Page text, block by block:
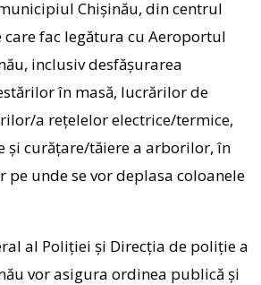
Chișinău, din centrul
fac legătura cu Aeroportul
inclusiv desfășurarea
în masă, lucrărilor de
a rețelelor electrice/termice,
și curățare/tăiere a arborilor, în
unde se vor deplasa coloanele
al Poliției și Direcția de poliție a
vor asigura ordinea publică și